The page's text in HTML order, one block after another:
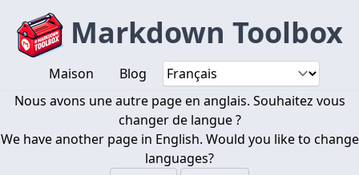
Markdown Toolbox
Maison
Blog
Nous avons une autre page en anglais. Souhaitez vous
changer de langue ?
We have another page in English. Would you like to change
languages?